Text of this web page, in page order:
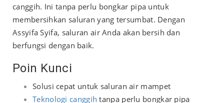
canggih. Ini tanpa perlu bongkar pipa untuk
membersihkan saluran yang tersumbat. Dengan
Assyifa Syifa, saluran air Anda akan bersih dan
berfungsi dengan baik.
Poin Kunci
Solusi cepat untuk saluran air mampet
Teknologi canggih tanpa perlu bongkar pipa